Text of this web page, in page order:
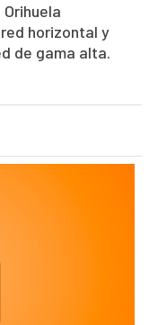
horizontal y
de gama alta.